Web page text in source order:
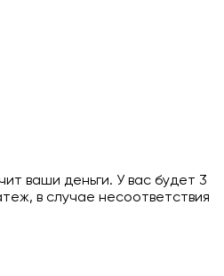
ваши деньги. У вас будет 3
в случае несоответствия